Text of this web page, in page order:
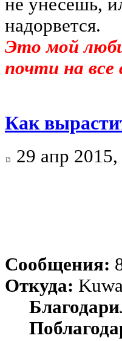
не унесешь,
надорвется.
Это мой
почти на все
Как
29 апр
Сообщения:
Откуда: